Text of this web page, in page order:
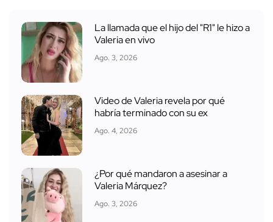
La llamada que el hijo del "R1" le hizo a
Valeria en vivo
Ago. 3, 2026
Video de Valeria revela por qué
habría terminado con su ex
Ago. 4, 2026
¿Por qué mandaron a asesinar a
Valeria Márquez?
Ago. 3, 2026